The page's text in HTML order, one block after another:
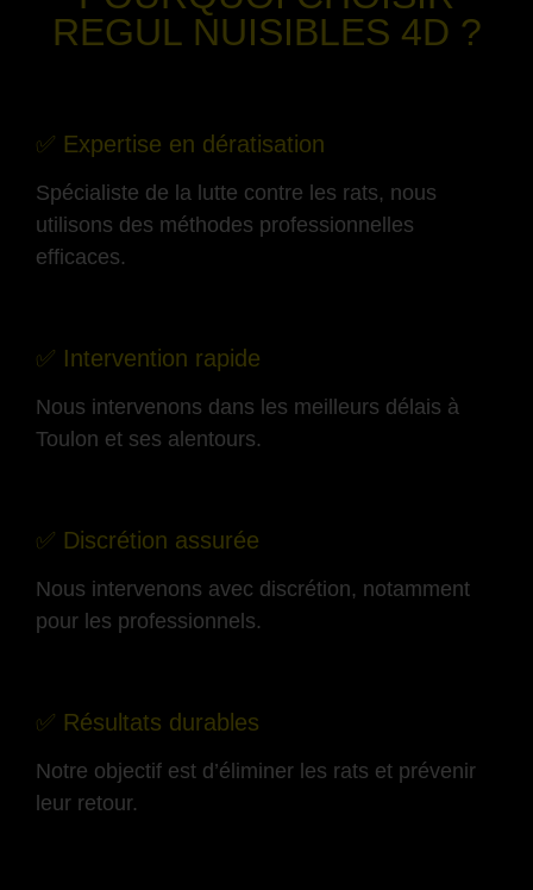
REGUL NUISIBLES 4D ?
✅ Expertise en dératisation
Spécialiste de la lutte contre les rats, nous
utilisons des méthodes professionnelles
efficaces.
✅ Intervention rapide
Nous intervenons dans les meilleurs délais à
Toulon et ses alentours.
✅ Discrétion assurée
Nous intervenons avec discrétion, notamment
pour les professionnels.
✅ Résultats durables
Notre objectif est d’éliminer les rats et prévenir
leur retour.